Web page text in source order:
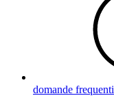
domande frequenti